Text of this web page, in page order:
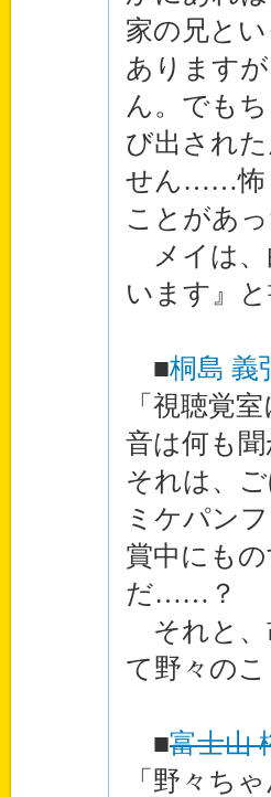
家の兄と
あります
ん。でも
び出され
せん……怖
ことがあ
メイは、
います』
■桐島 義
「視聴覚
音は何も
それは、
ミケパン
賞中にも
だ……？
それと、
て野々の
■富士山
「野々ち